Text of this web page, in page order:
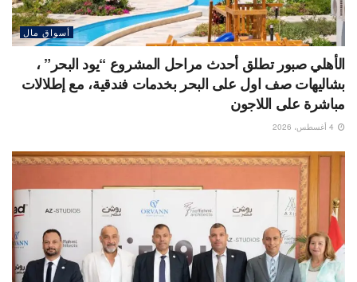
أسواق مال
الأهلي صبور تطلق أحدث مراحل المشروع “يود البحر” ،
بشاليهات صف اول على البحر بخدمات فندقية، مع إطلالات
مباشرة على اللاجون